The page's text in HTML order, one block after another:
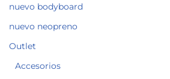
nuevo bodyboard
nuevo neopreno
Outlet
Accesorios